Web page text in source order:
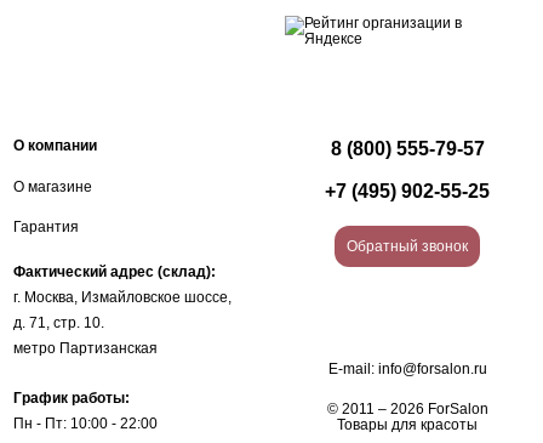
О компании
О магазине
Гарантия
Фактический адрес (склад):
г. Москва, Измайловское шоссе,
д. 71, стр. 10.
метро Партизанская
График работы:
Пн - Пт: 10:00 - 22:00
8 (800) 555-79-57
+7 (495) 902-55-25
Обратный звонок
E-mail: info@forsalon.ru
© 2011 – 2026 ForSalon
Товары для красоты